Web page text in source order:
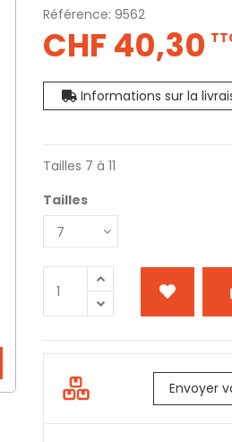
Référence: 9562
CHF 40,30
Informations sur la
Tailles 7 à 11
Tailles
Envoyer